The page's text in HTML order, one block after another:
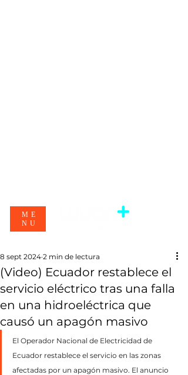
ME
NU
(Video) Ecuador restablece el
servicio eléctrico tras una falla
en una hidroeléctrica que
causó un apagón masivo
8 sept 2024 2 min de lectura
El Operador Nacional de Electricidad de
Ecuador restablece el servicio en las zonas
afectadas por un apagón masivo. El anuncio